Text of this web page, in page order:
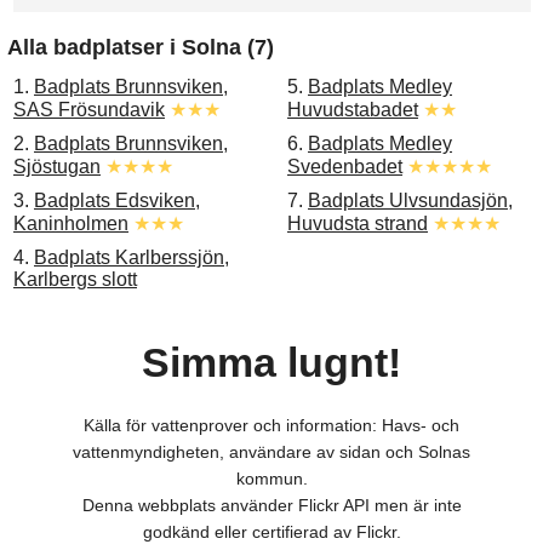
Alla badplatser i Solna (7)
1. Badplats Brunnsviken,
SAS Frösundavik ★★★
2. Badplats Brunnsviken,
Sjöstugan ★★★★
3. Badplats Edsviken,
Kaninholmen ★★★
4. Badplats Karlberssjön,
Karlbergs slott
5. Badplats Medley
Huvudstabadet ★★
6. Badplats Medley
Svedenbadet ★★★★★
7. Badplats Ulvsundasjön,
Huvudsta strand ★★★★
Simma lugnt!
Källa för vattenprover och information: Havs- och
vattenmyndigheten, användare av sidan och Solnas
kommun.
Denna webbplats använder Flickr API men är inte
godkänd eller certifierad av Flickr.